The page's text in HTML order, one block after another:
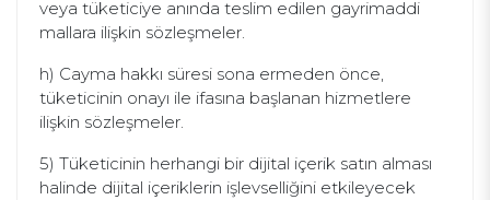
veya tüketiciye anında teslim edilen gayrimaddi
mallara ilişkin sözleşmeler.
h) Cayma hakkı süresi sona ermeden önce,
tüketicinin onayı ile ifasına başlanan hizmetlere
ilişkin sözleşmeler.
5) Tüketicinin herhangi bir dijital içerik satın alması
halinde dijital içeriklerin işlevselliğini etkileyecek